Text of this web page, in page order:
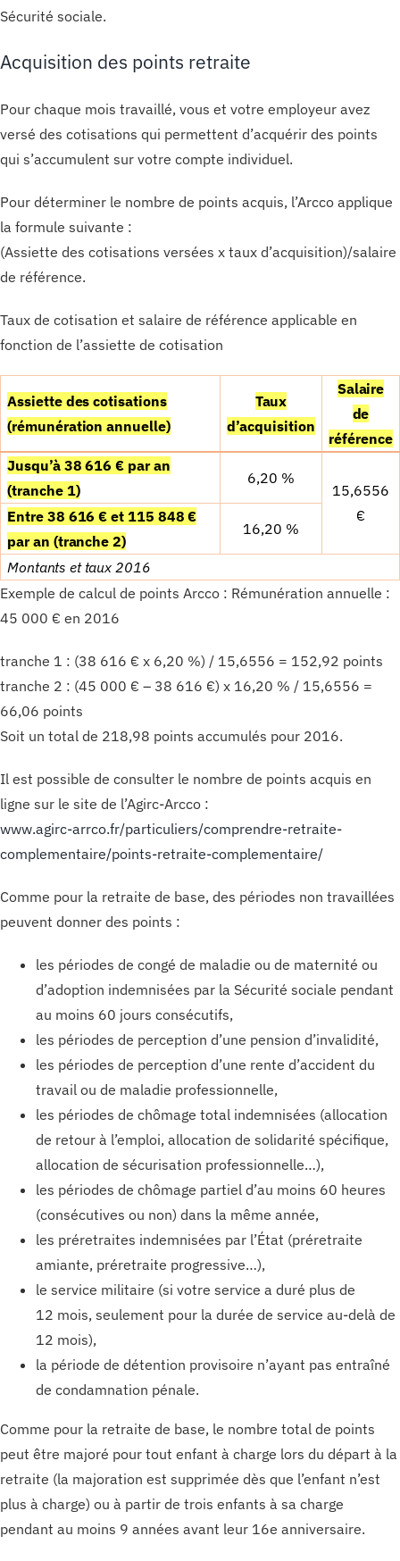
Sécurité sociale.
Acquisition des points retraite
Pour chaque mois travaillé, vous et votre employeur avez
versé des cotisations qui permettent d’acquérir des points
qui s’accumulent sur votre compte individuel.
Pour déterminer le nombre de points acquis, l’Arcco applique
la formule suivante :
(Assiette des cotisations versées x taux d’acquisition)/salaire
de référence.
Taux de cotisation et salaire de référence applicable en
fonction de l’assiette de cotisation
Assiette des cotisations
(rémunération annuelle)
Taux
d’acquisition
Salaire
de
référence
Jusqu’à38 616€ par an
(tranche 1)
6,20 %
15,6556
€
Entre 38 616€ et 115 848€
par an (tranche 2)
16,20 %
Montants et taux 2016
Exemple de calcul de points Arcco : Rémunération annuelle :
45 000 € en 2016
tranche 1 : (38 616 € x 6,20 %) / 15,6556 = 152,92 points
tranche 2 : (45 000 € – 38 616 €) x 16,20 % / 15,6556 =
66,06 points
Soit un total de 218,98 points accumulés pour 2016.
Il est possible de consulter le nombre de points acquis en
ligne sur le site de l’Agirc-Arcco :
www.agirc-arrco.fr/particuliers/comprendre-retraite-
complementaire/points-retraite-complementaire/
Comme pour la retraite de base, des périodes non travaillées
peuvent donner des points :
les périodes de congé de maladie ou de maternité ou
d’adoption indemnisées par la Sécurité sociale pendant
au moins 60 jours consécutifs,
les périodes de perception d’une pension d’invalidité,
les périodes de perception d’une rente d’accident du
travail ou de maladie professionnelle,
les périodes de chômage total indemnisées (allocation
de retour à l’emploi, allocation de solidarité spécifique,
allocation de sécurisation professionnelle…),
les périodes de chômage partiel d’au moins 60 heures
(consécutives ou non) dans la même année,
les préretraites indemnisées par l’État (préretraite
amiante, préretraite progressive…),
le service militaire (si votre service a duré plus de
12 mois, seulement pour la durée de service au-delà de
12 mois),
la période de détention provisoire n’ayant pas entraîné
de condamnation pénale.
Comme pour la retraite de base, le nombre total de points
peut être majoré pour tout enfant à charge lors du départ à la
retraite (la majoration est supprimée dès que l’enfant n’est
plus à charge) ou à partir de trois enfants à sa charge
pendant au moins 9 années avant leur 16e anniversaire.